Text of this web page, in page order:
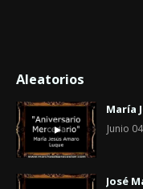
Aleatorios
María
Junio
José